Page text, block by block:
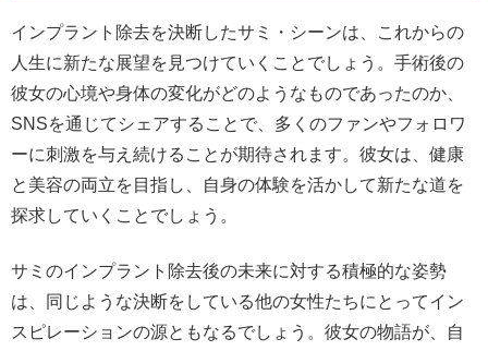
インプラント除去を決断したサミ・シーンは、これからの
人生に新たな展望を見つけていくことでしょう。手術後の
彼女の心境や身体の変化がどのようなものであったのか、
SNSを通じてシェアすることで、多くのファンやフォロワ
ーに刺激を与え続けることが期待されます。彼女は、健康
と美容の両立を目指し、自身の体験を活かして新たな道を
探求していくことでしょう。
サミのインプラント除去後の未来に対する積極的な姿勢
は、同じような決断をしている他の女性たちにとってイン
スピレーションの源ともなるでしょう。彼女の物語が、自